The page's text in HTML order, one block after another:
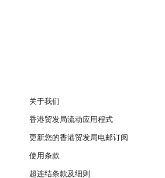
关于我们
香港贸发局流动应用程式
更新您的香港贸发局电邮订阅
使用条款
超连结条款及细则